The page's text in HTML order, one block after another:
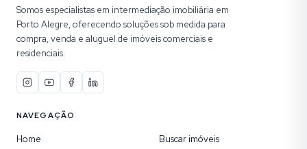
Somos especialistas em intermediação imobiliária em
Porto Alegre, oferecendo soluções sob medida para
compra, venda e aluguel de imóveis comerciais e
residenciais.
NAVEGAÇÃO
Home Buscar imóveis